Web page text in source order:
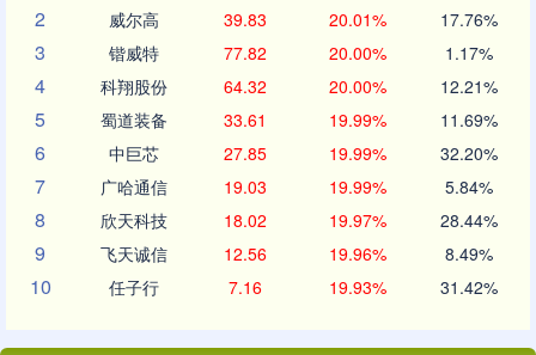
2 威尔高 39.83 20.01% 17.76%
3 锴威特 77.82 20.00% 1.17%
4 科翔股份 64.32 20.00% 12.21%
5 蜀道装备 33.61 19.99% 11.69%
6 中巨芯 27.85 19.99% 32.20%
7 广哈通信 19.03 19.99% 5.84%
8 欣天科技 18.02 19.97% 28.44%
9 飞天诚信 12.56 19.96% 8.49%
10 任子行 7.16 19.93% 31.42%